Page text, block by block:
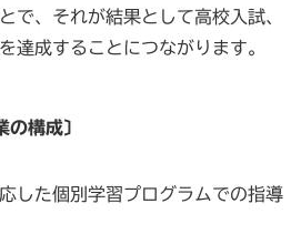
で、それが結果として高校入試、
達成することにつながります。
構成〕
した個別学習プログラムでの指導